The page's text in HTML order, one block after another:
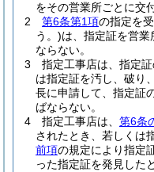
をその営業所ごとに交
2
第6条第1項の指定を
う。)は、指定証を営
ならない。
3
指定工事店は、指定
は指定証を汚し、破り
長に申請して、指定証
ばならない。
4
指定工事店は、 第6条
されたとき、若しくは
前項の規定により指定
った指定証を発見した